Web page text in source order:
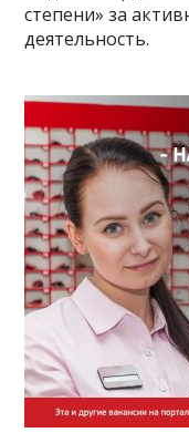
степени» за
деятельность.